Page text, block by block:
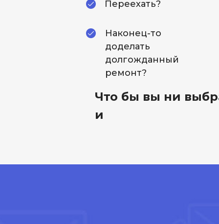
Переехать?
Наконец-то
доделать
долгожданный
ремонт?
Что бы вы ни
и